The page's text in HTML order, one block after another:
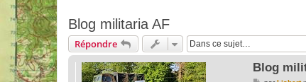
Blog militaria AF
Répondre
Blog